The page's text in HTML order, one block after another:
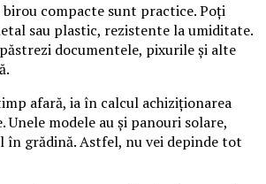
compacte sunt practice. Poți
sau plastic, rezistente la umiditate.
documentele, pixurile și alte
afară, ia în calcul achiziționarea
modele au și panouri solare,
grădină. Astfel, nu vei depinde tot